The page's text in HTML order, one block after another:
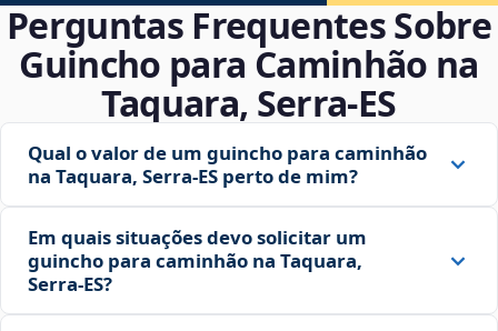
Perguntas Frequentes Sobre
Guincho para Caminhão na
Taquara, Serra‑ES
Qual o valor de um guincho para caminhão
na Taquara, Serra‑ES perto de mim?
Em quais situações devo solicitar um
guincho para caminhão na Taquara,
Serra‑ES?